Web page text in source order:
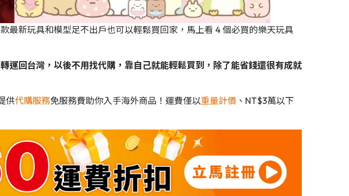
最新玩具和模型足不出戶也可以輕鬆買回家，馬上看 4 個必買的樂天玩具
運回台灣，以後不用找代購，靠自己就能輕鬆買到，除了能省錢還很有成就
供代購服務免服務費助你入手海外商品！運費僅以重量計價 、NT$3萬以下